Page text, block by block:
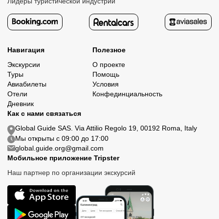
Навигация
Экскурсии
Туры
Авиабилеты
Отели
Дневник
Полезное
О проекте
Помощь
Условия
Конфединциальность
Как с нами связаться
Global Guide SAS. Via Attilio Regolo 19, 00192 Roma, Italy
Мы открыты с 09:00 до 17:00
global.guide.org@gmail.com
Мобильное приложение Tripster
Наш партнер по организации экскурсий